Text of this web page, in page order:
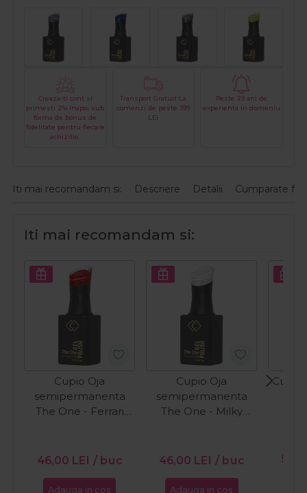
Creaza-ti cont si
primesti 2% inapoi sub
forma de bonus de
fidelitate pentru fiecare
achizitie.
Transport Gratuit La
comenzi de peste 399
LEI
Peste 29 ani de
experienta in domeniu
Iti mai recomandam si: Descriere Detalii Cumparate
Iti mai recomandam si:
Cupio Oja
semipermanenta
The One - Ferrari
46,00 LEI / buc
Adauga in cos
Cupio Oja
semipermanenta
The One - Milky
46,00 LEI / buc
Adauga in cos
Cupio